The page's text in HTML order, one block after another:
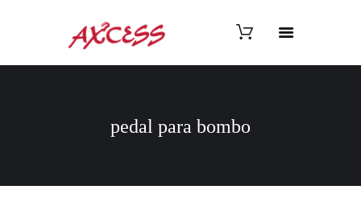
pedal para bombo